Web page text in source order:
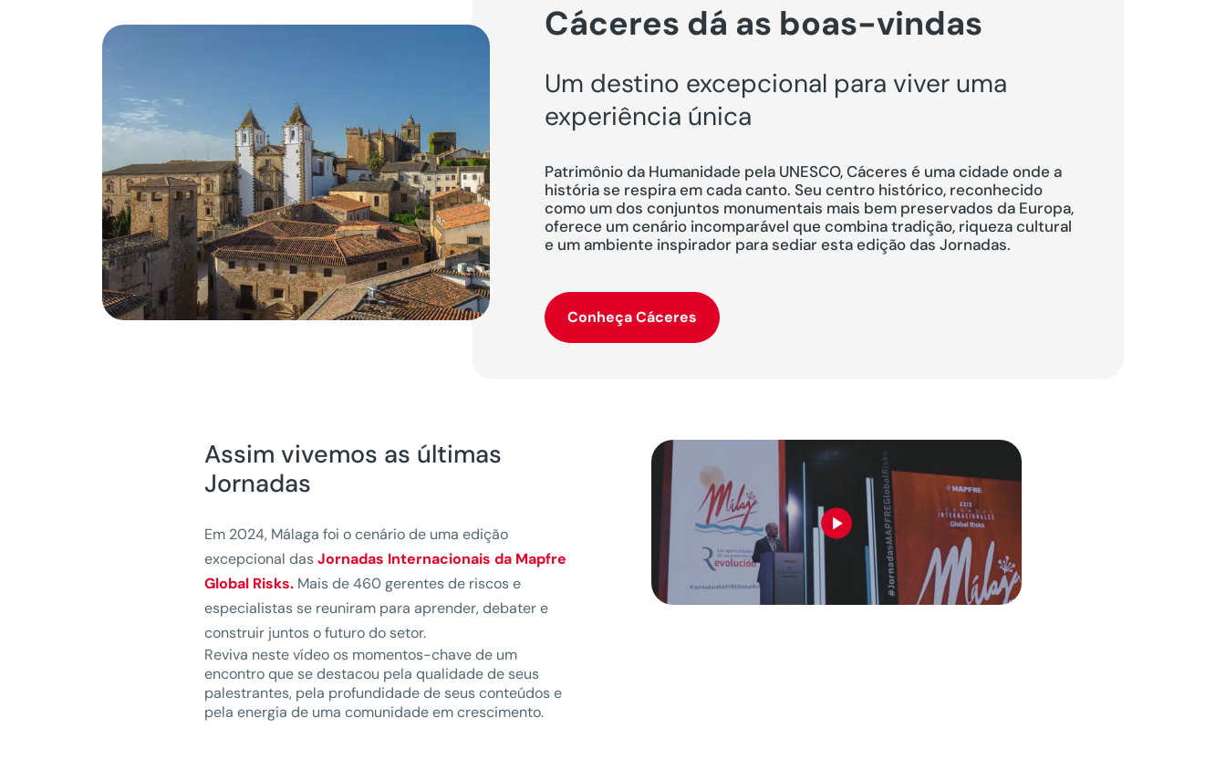
Cáceres dá as boas-vindas
Um destino excepcional para viver uma
experiência única
Patrimônio da Humanidade pela UNESCO, Cáceres é uma cidade onde a
história se respira em cada canto. Seu centro histórico, reconhecido
como um dos conjuntos monumentais mais bem preservados da Europa,
oferece um cenário incomparável que combina tradição, riqueza cultural
e um ambiente inspirador para sediar esta edição das Jornadas.
Conheça Cáceres
Assim vivemos as últimas
Jornadas
Em 2024, Málaga foi o cenário de uma edição
excepcional dasJornadas Internacionais da Mapfre
Global Risks. Mais de 460 gerentes de riscos e
especialistas se reuniram para aprender, debater e
construir juntos o futuro do setor.
Reviva neste vídeo os momentos-chave de um
encontro que se destacou pela qualidade de seus
palestrantes, pela profundidade de seus conteúdos e
pela energia de uma comunidade em crescimento.